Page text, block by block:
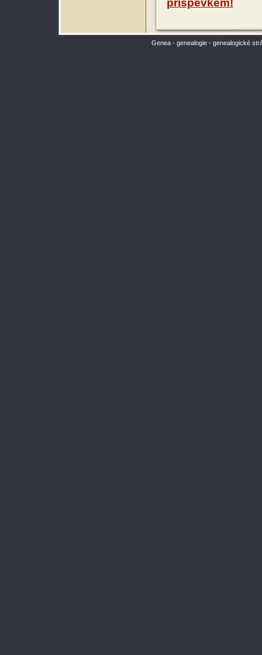
příspěvkem!
Genea - genealogie - genealogické